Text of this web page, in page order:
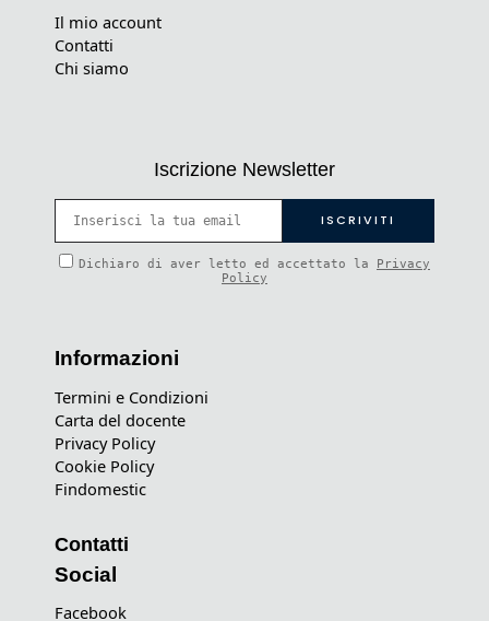
Il mio account
Contatti
Chi siamo
Iscrizione Newsletter
Dichiaro di aver letto ed accettato la
Privacy
Policy
Informazioni
Termini e Condizioni
Carta del docente
Privacy Policy
Cookie Policy
Findomestic
Contatti
Social
Facebook